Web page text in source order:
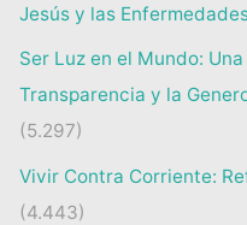
Jesús y las
Ser Luz en el Mundo:
Transparencia y la
(5.297)
Vivir Contra Corriente:
(4.443)